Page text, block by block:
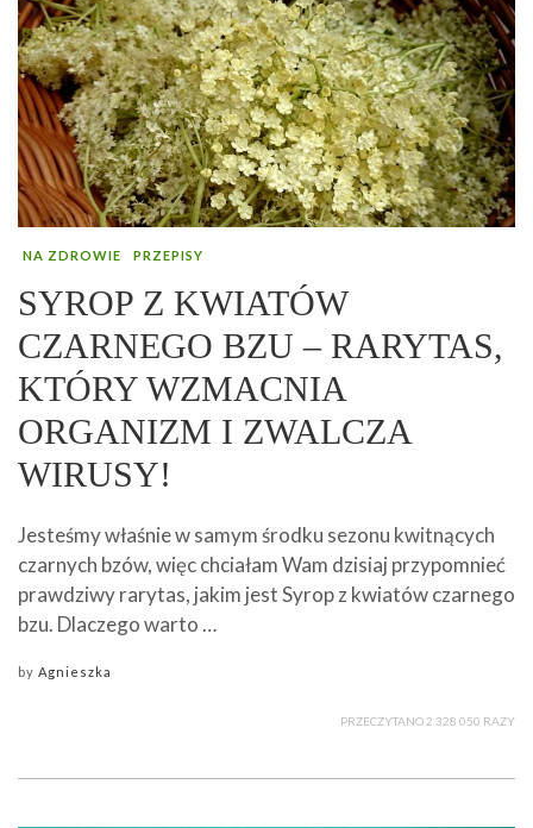
NA ZDROWIE PRZEPISY
SYROP Z KWIATÓW
CZARNEGO BZU – RARYTAS,
KTÓRY WZMACNIA
ORGANIZM I ZWALCZA
WIRUSY!
Jesteśmy właśnie w samym środku sezonu kwitnących
czarnych bzów, więc chciałam Wam dzisiaj przypomnieć
prawdziwy rarytas, jakim jest Syrop z kwiatów czarnego
bzu. Dlaczego warto …
by Agnieszka
PRZECZYTANO 2 328 050 RAZY